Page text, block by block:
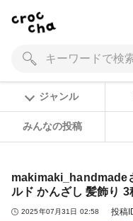
ジャンル
みんなの投稿
makimaki_handmade
ルド かんざし 髪飾り 3
2025年07月31日 02:58 投稿